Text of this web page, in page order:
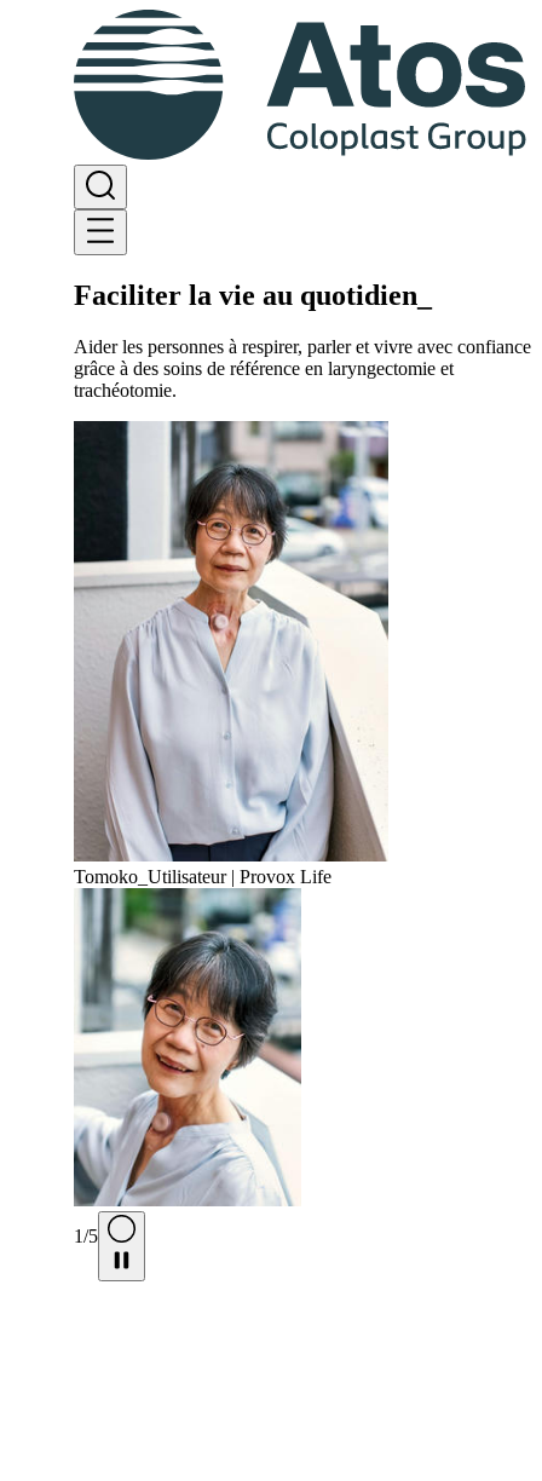
Faciliter la vie au quotidien
Aider les personnes à respirer, parler et vivre avec confiance
grâce à des soins de référence en laryngectomie et
trachéotomie.
Tomoko_ Utilisateur | Provox Life
1/5